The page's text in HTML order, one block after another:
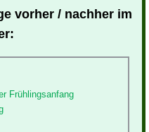
vorher / nachher im
Frühlingsanfang